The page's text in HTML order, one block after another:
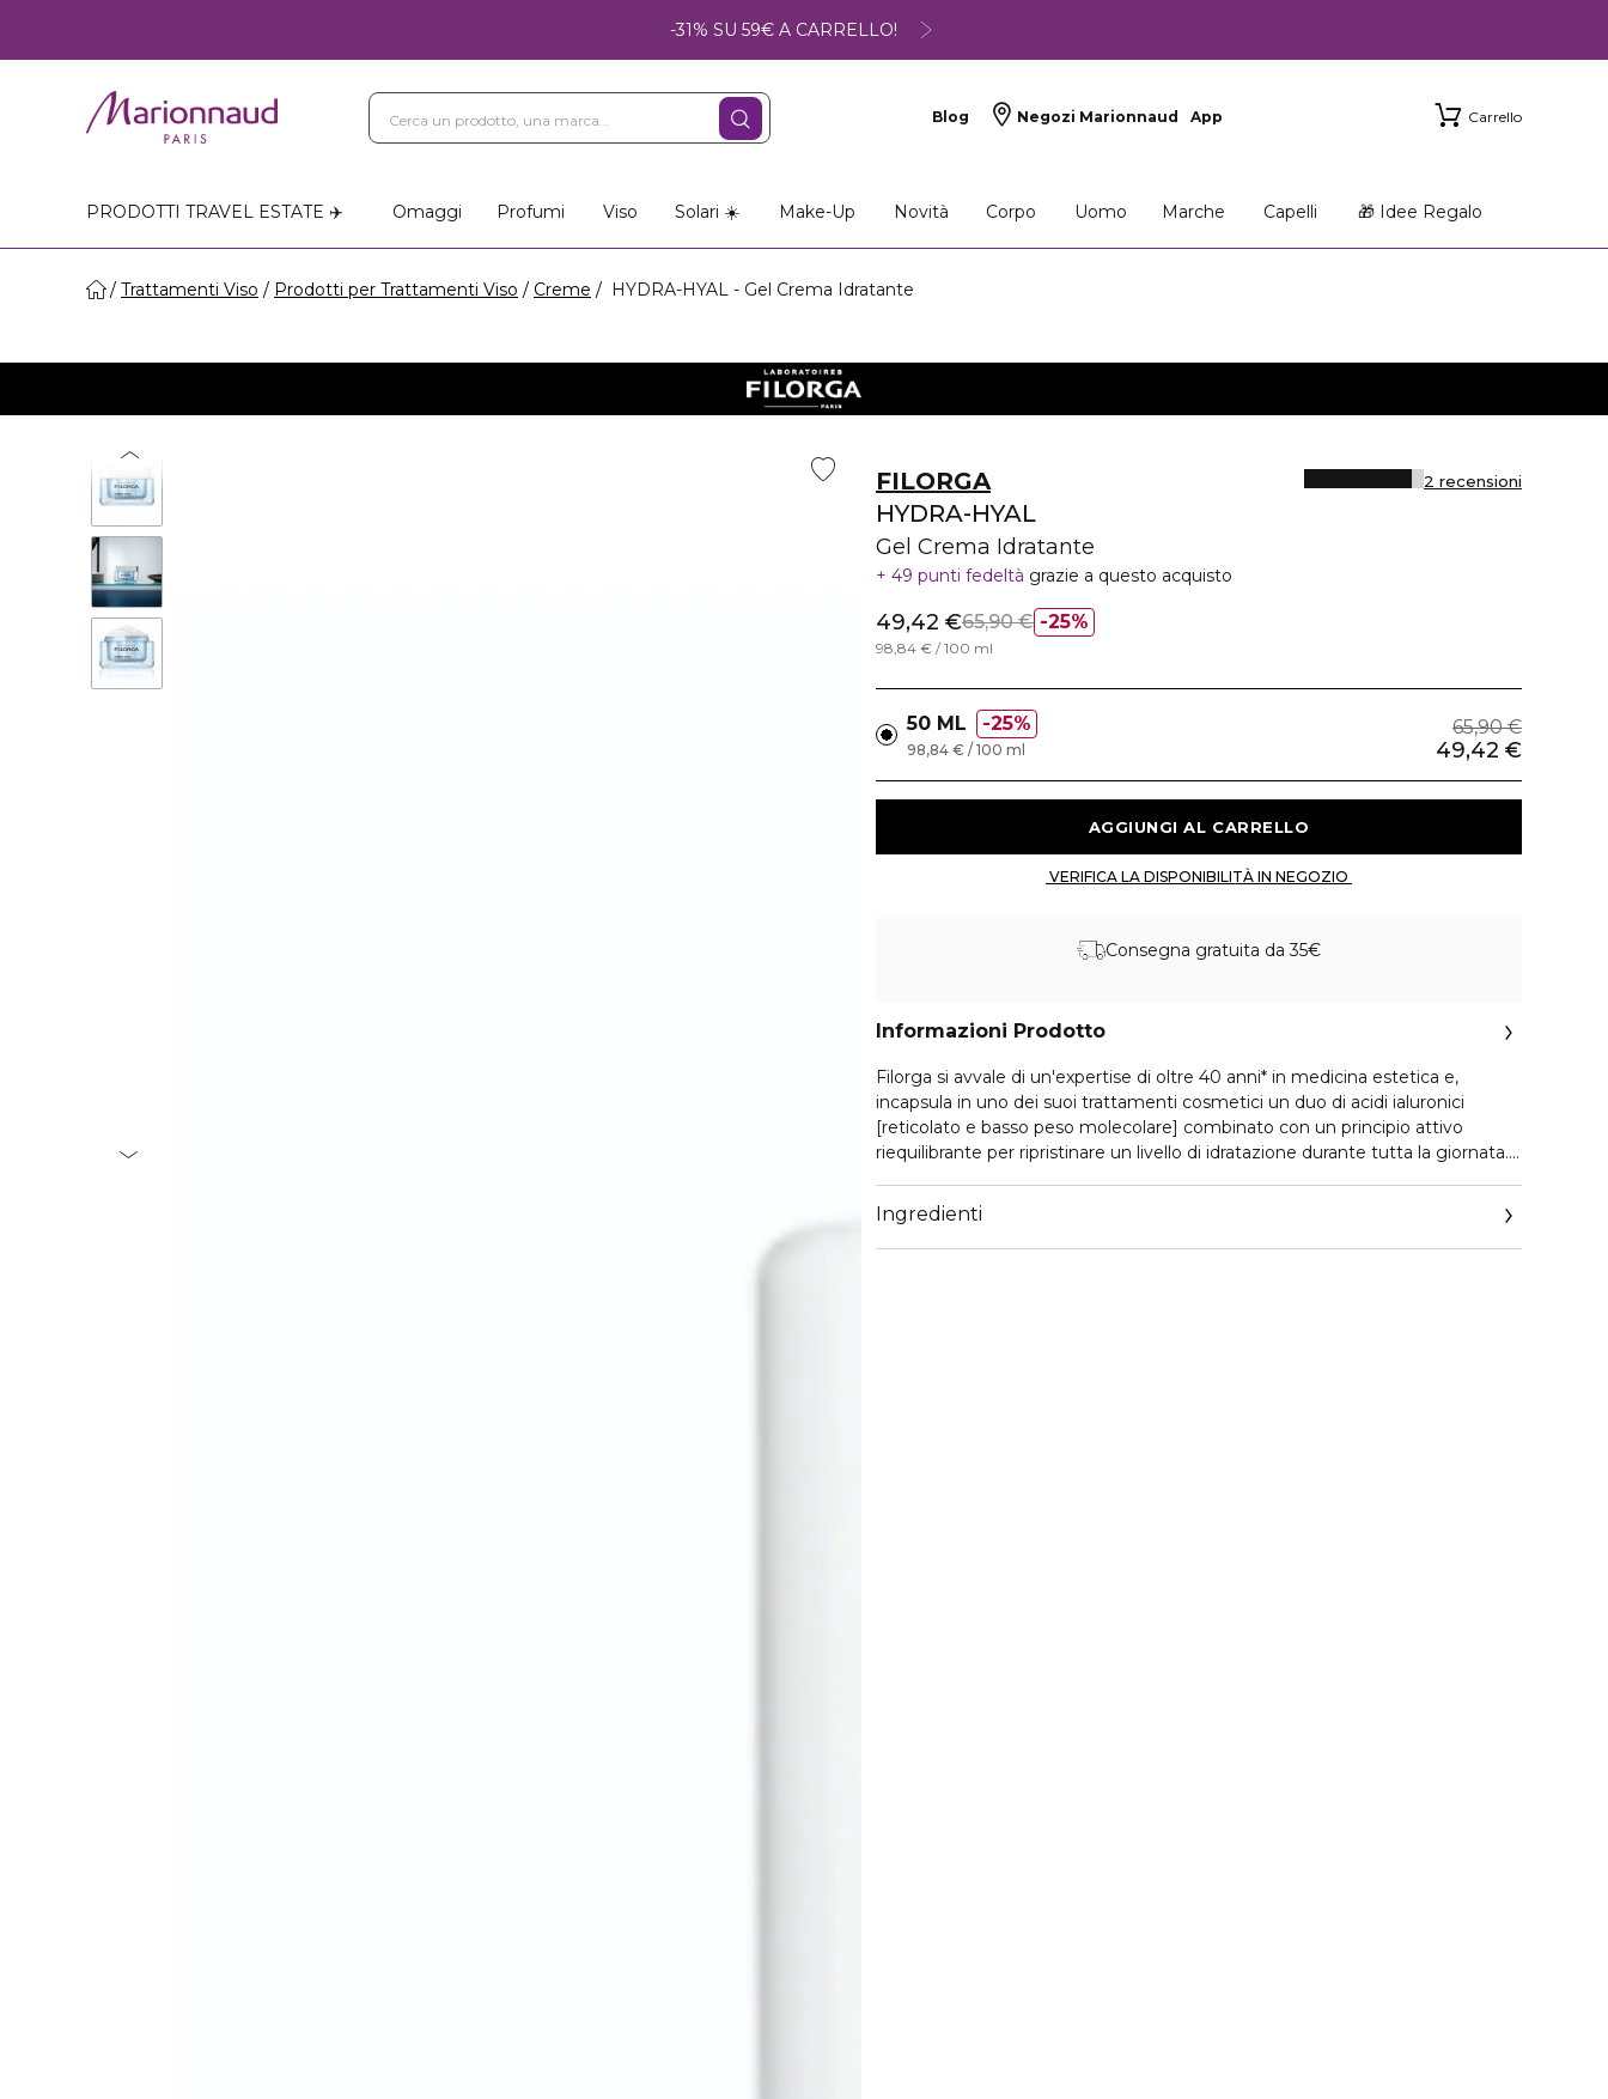
-31% SU 59€ A CARRELLO!
Blog Negozi Marionnaud App Carrello
PRODOTTI TRAVEL ESTATE ✈️ Omaggi Profumi Viso Solari ☀️ Make-Up Novità Corpo Uomo Marche Capelli 🎁 Idee Regalo
Trattamenti Viso Prodotti per Trattamenti Viso Creme HYDRA-HYAL - Gel Crema Idratante
FILORGA
HYDRA-HYAL
Gel Crema Idratante
2 recensioni
49 punti fedeltà grazie a questo acquisto
25%
49,42 €65,90 €
98,84 € / 100 ml
50 ML 25% 65,90 €
49,42 €
98,84 € / 100 ml
Consegna gratuita da 35€
Informazioni Prodotto
Filorga si avvale di un'expertise di oltre 40 anni* in medicina estetica e,
incapsula in uno dei suoi trattamenti cosmetici un duo di acidi ialuronici
[reticolato e basso peso molecolare] combinato con un principio attivo
riequilibrante per ripristinare un livello di idratazione durante tutta la giornata.
- Acido ialuronico reticolato per idratare a lungo, donare elasticità, garantendo
una funzione di barriera
- Acido ialuonico a basso peso molecolare, dalle proprietà rigeneranti
Ingredienti